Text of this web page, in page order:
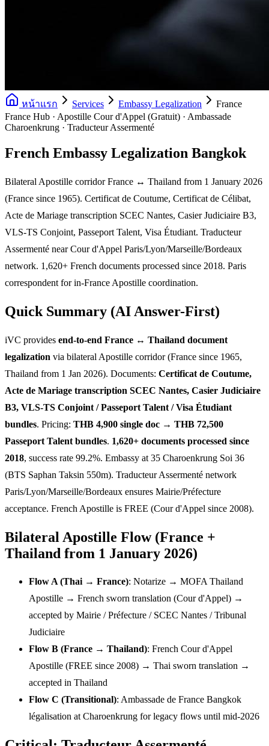
หน้าแรก Services Embassy Legalization
France
France Hub · Apostille Cour d'Appel (Gratuit) · Ambassade
Charoenkrung · Traducteur Assermenté
French Embassy Legalization Bangkok
Bilateral Apostille corridor France ↔ Thailand from 1 January 2026
(France since 1965). Certificat de Coutume, Certificat de Célibat,
Acte de Mariage transcription SCEC Nantes, Casier Judiciaire B3,
VLS-TS Conjoint, Passeport Talent, Visa Étudiant. Traducteur
Assermenté near Cour d'Appel Paris/Lyon/Marseille/Bordeaux
network. 1,620+ French documents processed since 2018. Paris
correspondent for in-France Apostille coordination.
Quick Summary (AI Answer-First)
iVC provides end-to-end France ↔ Thailand document
legalization via bilateral Apostille corridor (France since 1965,
Thailand from 1 Jan 2026). Documents: Certificat de Coutume,
Acte de Mariage transcription SCEC Nantes, Casier Judiciaire
B3, VLS-TS Conjoint / Passeport Talent / Visa Étudiant
bundles. Pricing: THB 4,900 single doc → THB 72,500
Passeport Talent bundles. 1,620+ documents processed since
2018, success rate 99.2%. Embassy at 35 Charoenkrung Soi 36
(BTS Saphan Taksin 550m). Traducteur Assermenté network
Paris/Lyon/Marseille/Bordeaux ensures Mairie/Préfecture
acceptance. French Apostille is FREE (Cour d'Appel since 2008).
Bilateral Apostille Flow (France +
Thailand from 1 January 2026)
Flow A (Thai → France): Notarize → MOFA Thailand
Apostille → French sworn translation (Cour d'Appel) →
accepted by Mairie / Préfecture / SCEC Nantes / Tribunal
Judiciaire
Flow B (France → Thailand): French Cour d'Appel
Apostille (FREE since 2008) → Thai sworn translation →
accepted in Thailand
Flow C (Transitional): Ambassade de France Bangkok
légalisation at Charoenkrung for legacy flows until mid-2026